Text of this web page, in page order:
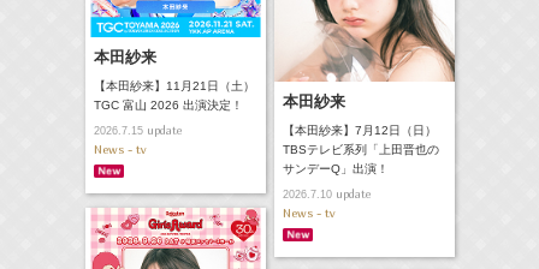
本田紗来
【本田紗来】11月21日（土）
TGC 富山 2026 出演決定！
2026.7.15update
News - tv
本田紗来
【本田紗来】7月12日（日）
TBSテレビ系列「上田晋也の
サンデーQ」出演！
2026.7.10update
News - tv